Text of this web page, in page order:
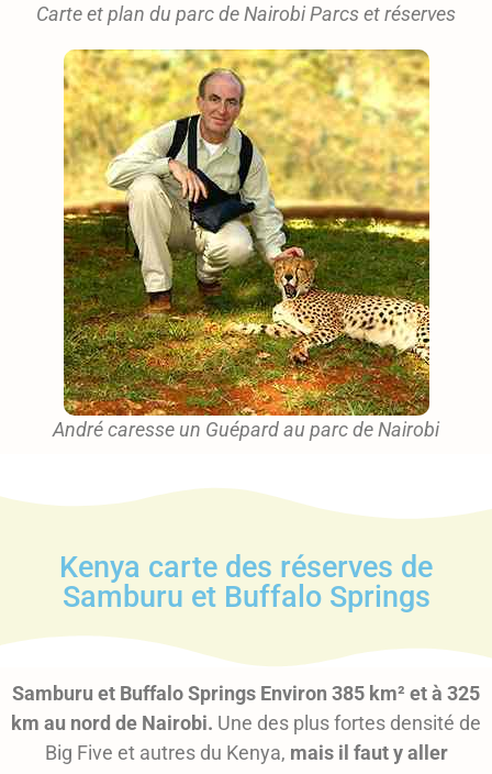
Carte et plan du parc de Nairobi Parcs et réserves
André caresse un Guépard au parc de Nairobi
Kenya carte des réserves de
Samburu et Buffalo Springs
Samburu et Buffalo Springs Environ 385 km² et à 325
km au nord de Nairobi. Une des plus fortes densité de
Big Five et autres du Kenya, mais il faut y aller